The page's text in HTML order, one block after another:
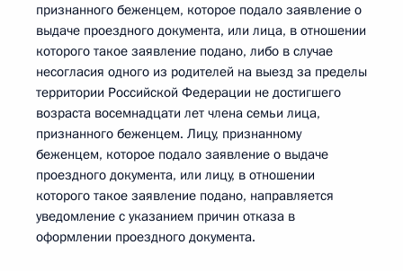
признанного беженцем, которое подало заявление о
выдаче проездного документа, или лица, в отношении
которого такое заявление подано, либо в случае
несогласия одного из родителей на выезд за пределы
территории Российской Федерации не достигшего
возраста восемнадцати лет члена семьи лица,
признанного беженцем. Лицу, признанному
беженцем, которое подало заявление о выдаче
проездного документа, или лицу, в отношении
которого такое заявление подано, направляется
уведомление с указанием причин отказа в
оформлении проездного документа.